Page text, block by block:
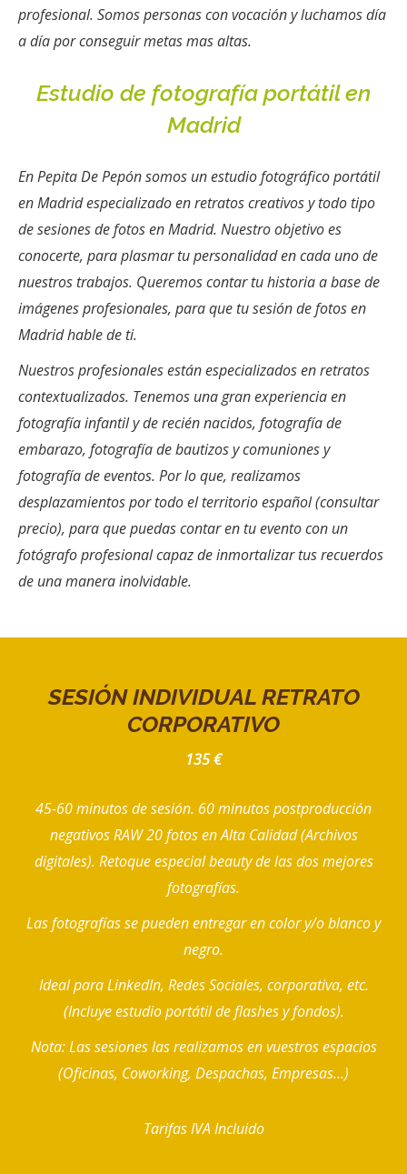
profesional. Somos personas con vocación y luchamos día
a día por conseguir metas mas altas.
Estudio de fotografía portátil en
Madrid
En Pepita De Pepón somos un estudio fotográfico portátil
en Madrid especializado en retratos creativos y todo tipo
de sesiones de fotos en Madrid. Nuestro objetivo es
conocerte, para plasmar tu personalidad en cada uno de
nuestros trabajos. Queremos contar tu historia a base de
imágenes profesionales, para que tu sesión de fotos en
Madrid hable de ti.
Nuestros profesionales están especializados en retratos
contextualizados. Tenemos una gran experiencia en
fotografía infantil y de recién nacidos, fotografía de
embarazo, fotografía de bautizos y comuniones y
fotografía de eventos. Por lo que, realizamos
desplazamientos por todo el territorio español (consultar
precio), para que puedas contar en tu evento con un
fotógrafo profesional capaz de inmortalizar tus recuerdos
de una manera inolvidable.
SESIÓN INDIVIDUAL RETRATO
CORPORATIVO
135 €
45-60 minutos de sesión. 60 minutos postproducción
negativos RAW 20 fotos en Alta Calidad (Archivos
digitales). Retoque especial beauty de las dos mejores
fotografías.
Las fotografías se pueden entregar en color y/o blanco y
negro.
Ideal para LinkedIn, Redes Sociales, corporativa, etc.
(Incluye estudio portátil de flashes y fondos).
Nota: Las sesiones las realizamos en vuestros espacios
(Oficinas, Coworking, Despachas, Empresas…)
Tarifas IVA Incluido